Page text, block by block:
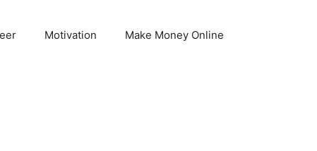
Motivation Make Money Online